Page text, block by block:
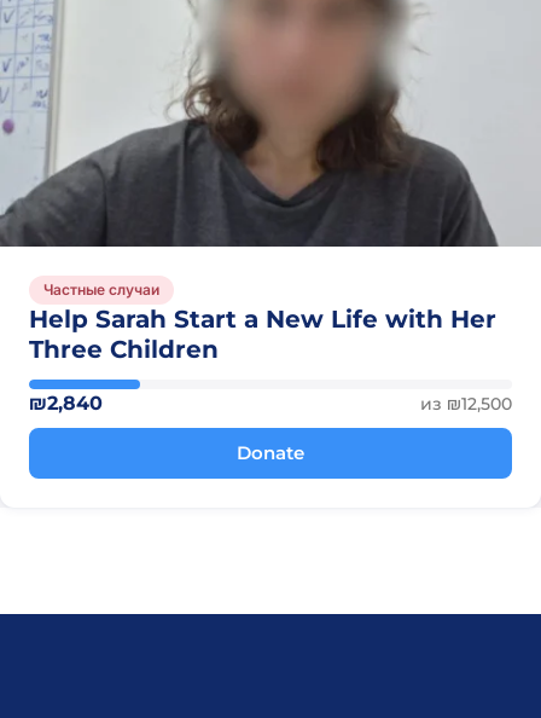
Частные случаи
Help Sarah Start a New Life with Her
Three Children
₪2,840 из ₪12,500
Donate